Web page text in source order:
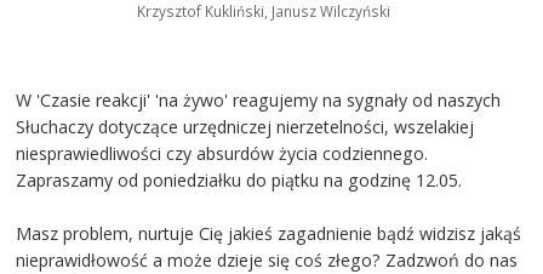
Krzysztof Kukliński, Janusz Wilczyński
W 'Czasie reakcji' 'na żywo' reagujemy na sygnały od naszych
Słuchaczy dotyczące urzędniczej nierzetelności, wszelakiej
niesprawiedliwości czy absurdów życia codziennego.
Zapraszamy od poniedziałku do piątku na godzinę 12.05.
Masz problem, nurtuje Cię jakieś zagadnienie bądź widzisz jakąś
nieprawidłowość a może dzieje się coś złego? Zadzwoń do nas